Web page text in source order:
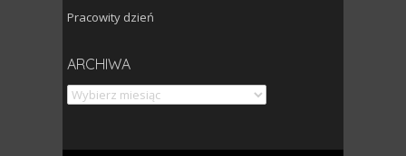
Pracowity dzień
ARCHIWA
Archiwa